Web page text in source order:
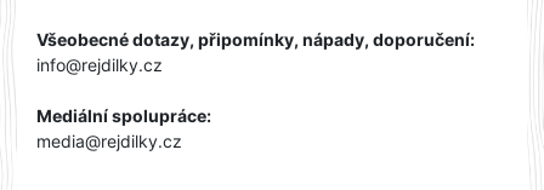
Všeobecné dotazy, připomínky, nápady, doporučení:
info@rejdilky.cz
Mediální spolupráce:
media@rejdilky.cz